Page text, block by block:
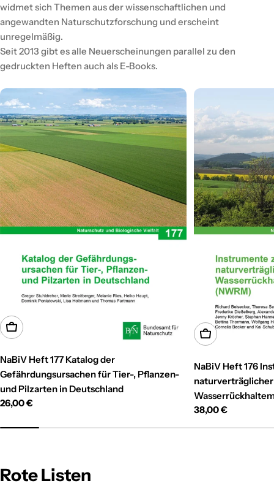
widmet sich Themen aus der wissenschaftlichen und
angewandten Naturschutzforschung und erscheint
unregelmäßig.
Seit 2013 gibt es alle Neuerscheinungen parallel zu den
gedruckten Heften auch als E-Books.
In den Warenkorb
NaBiV Heft 177 Katalog der
Gefährdungsursachen für Tier-, Pflanzen-
und Pilzarten in Deutschland
Regulärer
26,00 €
In den
NaBiV Heft 176
Regulärer
38,00 €
Rote Listen